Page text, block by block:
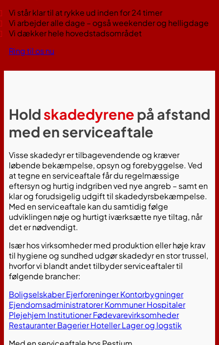
Vi står klar til at rykke ud inden for 24 timer
Vi arbejder alle dage – også weekender og helligdage
Vi dækker hele hovedstadsområdet
Ring til os nu
Holdskadedyrenepå afstand
med en serviceaftale
Visse skadedyr er tilbagevendende og kræver
løbende bekæmpelse, opsyn og forebyggelse. Ved
at tegne en serviceaftale får du regelmæssige
eftersyn og hurtig indgriben ved nye angreb – samt en
klar og forudsigelig udgift til skadedyrsbekæmpelse.
Med en serviceaftale kan du samtidig følge
udviklingen nøje og hurtigt iværksætte nye tiltag, når
det er nødvendigt.
Især hos virksomheder med produktion eller høje krav
til hygiene og sundhed udgør skadedyr en stor trussel,
hvorfor vi blandt andet tilbyder serviceaftaler til
følgende brancher:
BoligselskaberEjerforeningerKontorbygninger
EjendomsadministratorerKommunerHospitaler
Plejehjem InstitutionerFødevarevirksomheder
RestauranterBagerierHotellerLager og logstik